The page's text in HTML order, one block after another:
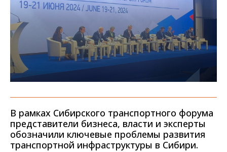
В рамках Сибирского транспортного форума
представители бизнеса, власти и эксперты
обозначили ключевые проблемы развития
транспортной инфраструктуры в Сибири.